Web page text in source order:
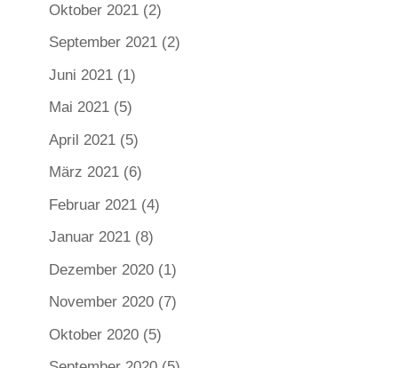
Oktober 2021(2)
September 2021(2)
Juni 2021(1)
Mai 2021(5)
April 2021(5)
März 2021(6)
Februar 2021(4)
Januar 2021(8)
Dezember 2020(1)
November 2020(7)
Oktober 2020(5)